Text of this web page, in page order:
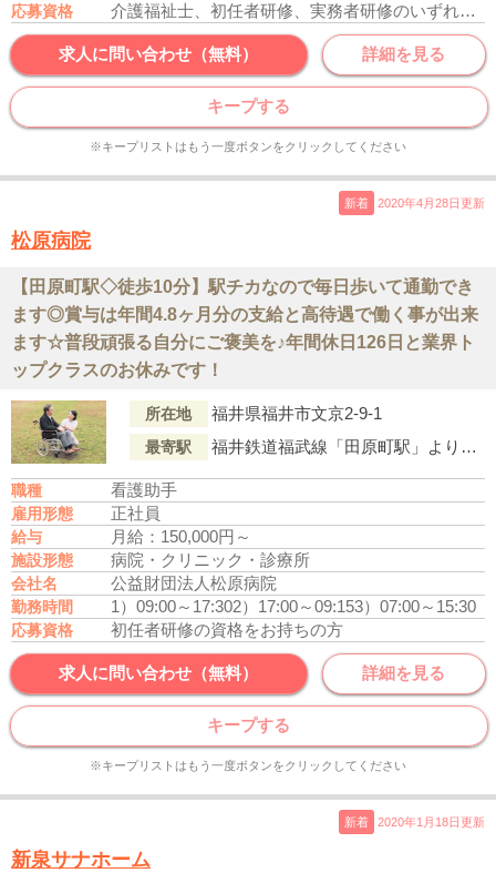
応募資格 介護福祉士、初任者研修、実務者研修のいずれかの資格をお持ちの方
求人に問い合わせ（無料） 詳細を見る
キープする
※キープリストはもう一度ボタンをクリックしてください
新着 2020年4月28日更新
松原病院
【田原町駅◇徒歩10分】駅チカなので毎日歩いて通勤でき
ます◎賞与は年間4.8ヶ月分の支給と高待遇で働く事が出来
ます☆普段頑張る自分にご褒美を♪年間休日126日と業界ト
ップクラスのお休みです！
所在地 福井県福井市文京2-9-1
最寄駅 福井鉄道福武線「田原町駅」より徒歩10分
職種 看護助手
雇用形態 正社員
給与 月給：150,000円～
施設形態 病院・クリニック・診療所
会社名 公益財団法人松原病院
勤務時間 1）09:00～17:302）17:00～09:153）07:00～15:30
応募資格 初任者研修の資格をお持ちの方
求人に問い合わせ（無料） 詳細を見る
キープする
※キープリストはもう一度ボタンをクリックしてください
新着 2020年1月18日更新
新泉サナホーム